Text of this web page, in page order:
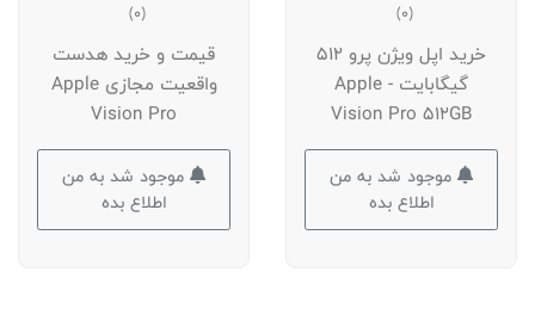
(0)
خرید اپل ویژن پرو 512
گیگابایت - Apple
Vision Pro 512GB
موجود شد به من
اطلاع بده
(0)
قیمت و خرید هدست
واقعیت مجازی Apple
Vision Pro
موجود شد به من
اطلاع بده